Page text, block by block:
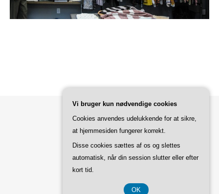
Bard Tema afWP Royal .
TILBAGE TIL TOPPEN
Vi bruger kun nødvendige cookies
Cookies anvendes udelukkende for at sikre,
at hjemmesiden fungerer korrekt.
Disse cookies sættes af os og slettes
automatisk, når din session slutter eller efter
kort tid.
OK